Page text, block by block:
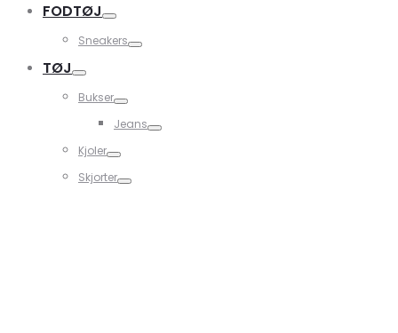
FODTØJ
Sneakers
TØJ
Bukser
Jeans
Kjoler
Skjorter